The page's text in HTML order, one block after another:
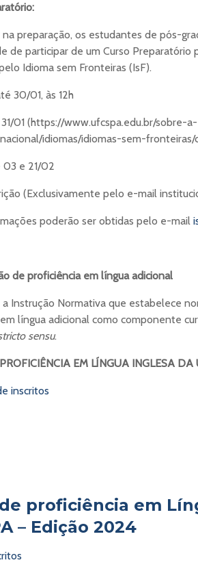
na preparação, os estudantes de pós-
de participar de um Curso Preparatório
Idioma sem Fronteiras (IsF).
30/01, às 12h
01 (https://www.ufcspa.edu.br/sobre-a-
idiomas/idiomas-sem-
03 e 21/02
(Exclusivamente pelo e-mail
poderão ser obtidas pelo e-mail
de proficiência em língua adicional
a Instrução Normativa que estabelece
língua adicional como componente
sensu.
EM LÍNGUA INGLESA
inscritos
proficiência em
– Edição 2024